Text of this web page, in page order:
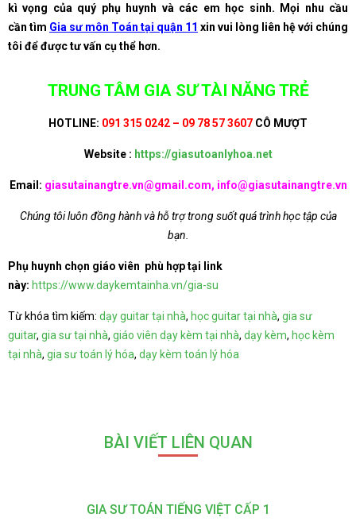
kì vọng của quý phụ huynh và các em học sinh.
Mọi nhu cầu
cần tìm Gia sư môn Toán tại quận 11 xin vui lòng liên hệ với chúng
tôi để được tư vấn cụ thể hơn.
TRUNG TÂM GIA SƯ TÀI NĂNG TRẺ
HOTLINE: 091 315 0242 – 09 78 57 3607 CÔ MƯỢT
Website : https://giasutoanlyhoa.net
Email: giasutainangtre.vn@gmail.com, info@giasutainangtre.vn
Chúng tôi luôn đồng hành và hỗ trợ trong suốt quá trình học tập của
bạn.
Phụ huynh chọn giáo viên phù hợp tại link
này: https://www.daykemtainha.vn/gia-su
Từ khóa tìm kiếm: dạy guitar tại nhà, học guitar tại nhà, gia sư
guitar, gia sư tại nhà, giáo viên dạy kèm tại nhà, dạy kèm, học kèm
tại nhà, gia sư toán lý hóa, dạy kèm toán lý hóa
BÀI VIẾT LIÊN QUAN
GIA SƯ TOÁN TIẾNG VIỆT CẤP 1